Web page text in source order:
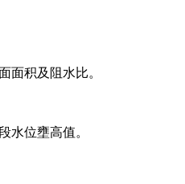
面积及阻水比。
水位壅高值。